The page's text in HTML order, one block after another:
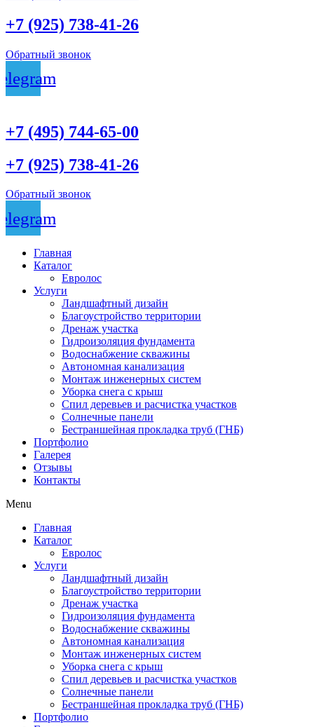
+7 (925) 738-41-26
Обратный звонок
+7 (495) 744-65-00
+7 (925) 738-41-26
Обратный звонок
Главная
Каталог
Евролос
Услуги
Ландшафтный дизайн
Благоустройство территории
Дренаж участка
Гидроизоляция фундамента
Водоснабжение скважины
Автономная канализация
Монтаж инженерных систем
Уборка снега с крыш
Спил деревьев и расчистка участков
Солнечные панели
Бестраншейная прокладка труб (ГНБ)
Портфолио
Галерея
Отзывы
Контакты
Menu
Главная
Каталог
Евролос
Услуги
Ландшафтный дизайн
Благоустройство территории
Дренаж участка
Гидроизоляция фундамента
Водоснабжение скважины
Автономная канализация
Монтаж инженерных систем
Уборка снега с крыш
Спил деревьев и расчистка участков
Солнечные панели
Бестраншейная прокладка труб (ГНБ)
Портфолио